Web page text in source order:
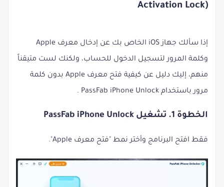
Activation Lock)
إذا سألك جهاز iOS الخاص بك عن إدخال معرف Apple
وكلمة المرور لتسجيل الدخول للحساب، ولكنك لست متيقناً
منهم، إليك دليل عن كيفية فتح معرف Apple بدون كلمة
مرور باستخدام PassFab iPhone Unlock
.
الخطوة 1. تشغيل PassFab iPhone Unlock
فقط افتح البرنامج وأختر نمط "فتح معرف Apple".